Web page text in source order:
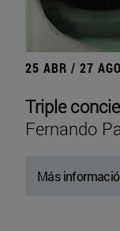
25 ABR / 27 AGO
Triple
Fernando
Más